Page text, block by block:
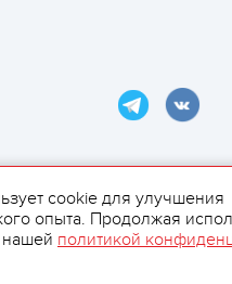
cookie для улучшения
опыта. Продолжая
нашей политикой